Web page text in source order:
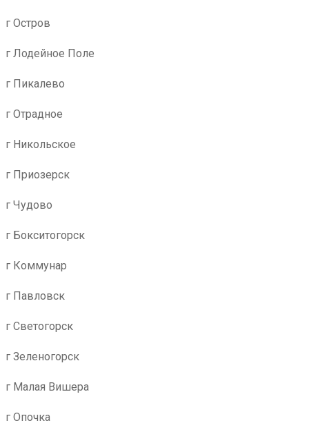
г Остров
г Лодейное Поле
г Пикалево
г Отрадное
г Никольское
г Приозерск
г Чудово
г Бокситогорск
г Коммунар
г Павловск
г Светогорск
г Зеленогорск
г Малая Вишера
г Опочка